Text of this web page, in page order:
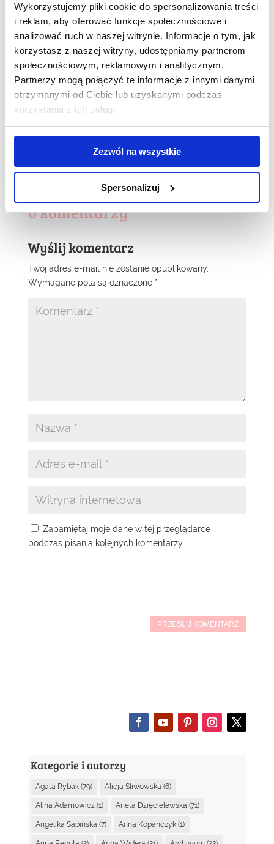
Wykorzystujemy pliki cookie do spersonalizowania treści
i reklam, aby oferować funkcje społecznościowe i
analizować ruch w naszej witrynie. Informacje o tym, jak
korzystasz z naszej witryny, udostępniamy partnerom
społecznościowym, reklamowym i analitycznym.
Partnerzy mogą połączyć te informacje z innymi danymi
otrzymanymi od Ciebie lub uzyskanymi podczas
korzystania z ich usług.
Zezwól na wszystkie
Spersonalizuj
0 komentarzy
Wyślij komentarz
Twój adres e-mail nie zostanie opublikowany.
Wymagane pola są oznaczone *
Zapamiętaj moje dane w tej przeglądarce
podczas pisania kolejnych komentarzy.
PRZEŚLIJ KOMENTARZ
Kategorie i autorzy
Agata Rybak(79) Alicja Śliwowska (6)
Alina Adamowicz(1) Aneta Dzięcielewska (71)
Angelika Sapińska (7) Anna Kopańczyk(1)